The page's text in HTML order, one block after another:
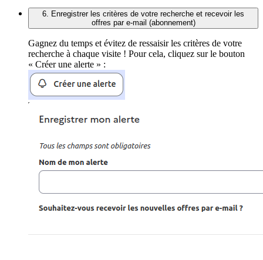
6. Enregistrer les critères de votre recherche et recevoir les
offres par e-mail (abonnement)
Gagnez du temps et évitez de ressaisir les critères de votre
recherche à chaque visite ! Pour cela, cliquez sur le bouton
« Créer une alerte » :